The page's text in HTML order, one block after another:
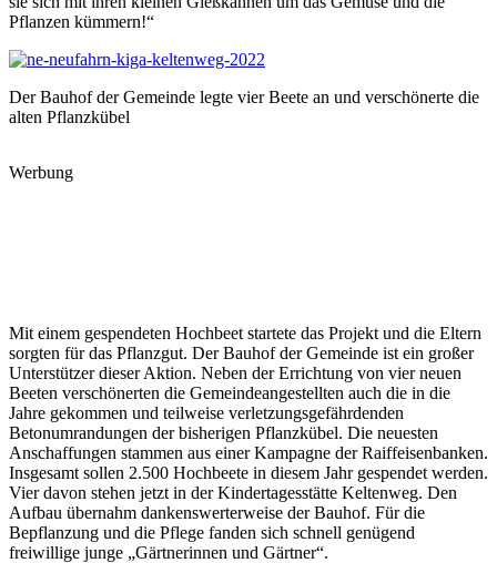
Pflanzen kümmern!“
Der Bauhof der Gemeinde legte vier Beete an und verschönerte die
alten Pflanzkübel
Werbung
Mit einem gespendeten Hochbeet startete das Projekt und die Eltern
sorgten für das Pflanzgut. Der Bauhof der Gemeinde ist ein großer
Unterstützer dieser Aktion. Neben der Errichtung von vier neuen
Beeten verschönerten die Gemeindeangestellten auch die in die
Jahre gekommen und teilweise verletzungsgefährdenden
Betonumrandungen der bisherigen Pflanzkübel. Die neuesten
Anschaffungen stammen aus einer Kampagne der Raiffeisenbanken.
Insgesamt sollen 2.500 Hochbeete in diesem Jahr gespendet werden.
Vier davon stehen jetzt in der Kindertagesstätte Keltenweg. Den
Aufbau übernahm dankenswerterweise der Bauhof. Für die
Bepflanzung und die Pflege fanden sich schnell genügend
freiwillige junge „Gärtnerinnen und Gärtner“.